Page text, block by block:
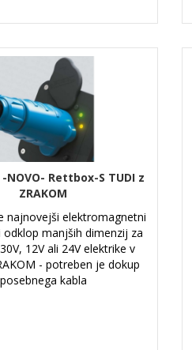
NOVO- Rettbox-S TUDI z
ZRAKOM
najnovejši elektromagnetni
manjših dimenzij za
12V ali 24V elektrike v
- potreben je dokup
posebnega kabla